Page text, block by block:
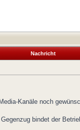
Nachricht
Kanäle noch
bindet der